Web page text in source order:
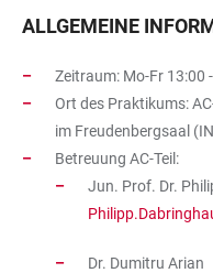
ALLGEMEINE
Zeitraum: Mo-Fr 13:00
Ort des Praktikums:
im Freudenbergsaal
Betreuung AC-Teil:
Jun. Prof. Dr.
Dr. Dumitru Arian